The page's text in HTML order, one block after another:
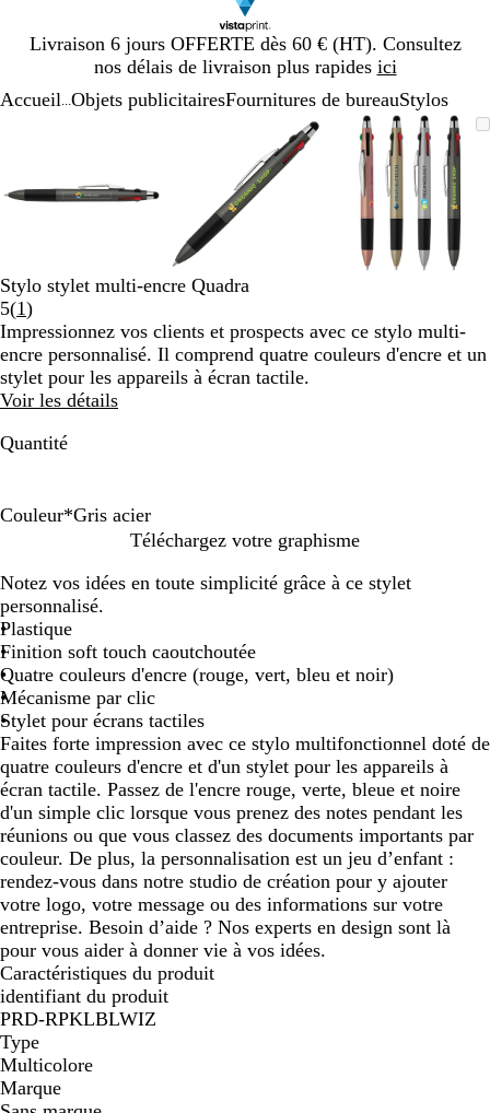
Livraison 6 jours OFFERTE dès 60 € (HT). Consultez
nos délais de livraison plus rapides ici
Diapositive
1
Accueil Objets publicitairesFournitures de bureauStylos
plus
zoomer
les
touches
fléchées
pour
zoomable
minimum
Cliquez
pour
développer
Utilisez
touches
plus
et
zoomer
les
touches
fléchées
Image
zoomable
Zoom
au
minimum
Cliquez
pour
Utilisez
les
touches
plus
et
moins
pour
les
touches
3
Stylo stylet multi-encre Quadra
5(1Lire
les
1
avis
)
Impressionnez vos clients et prospects avec ce stylo multi-
encre personnalisé. Il comprend quatre couleurs d'encre et un
stylet pour les appareils à écran tactile.
Voir les détails
Quantité
Couleur*Gris acier
g
e
n
t
i
s
a
c
i
e
r
s
e
d
o
r
é
Téléchargez votre graphisme
Notez vos idées en toute simplicité grâce à ce stylet
personnalisé.
Plastique
Finition soft touch caoutchoutée
Quatre couleurs d'encre (rouge, vert, bleu et noir)
Mécanisme par clic
Stylet pour écrans tactiles
Faites forte impression avec ce stylo multifonctionnel doté de
quatre couleurs d'encre et d'un stylet pour les appareils à
écran tactile. Passez de l'encre rouge, verte, bleue et noire
d'un simple clic lorsque vous prenez des notes pendant les
réunions ou que vous classez des documents importants par
couleur. De plus, la personnalisation est un jeu d’enfant :
rendez-vous dans notre studio de création pour y ajouter
votre logo, votre message ou des informations sur votre
entreprise. Besoin d’aide ? Nos experts en design sont là
pour vous aider à donner vie à vos idées.
Caractéristiques du produit
identifiant du produit
PRD-RPKLBLWIZ
Type
Multicolore
Marque